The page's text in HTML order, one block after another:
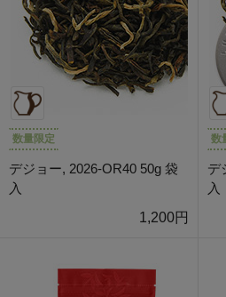
数量限定
デジョー, 2026-OR40 50g 袋
入
1,200円
数
デ
入